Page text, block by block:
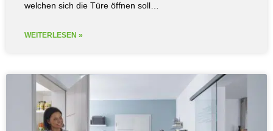
welchen sich die Türe öffnen soll…
WEITERLESEN »